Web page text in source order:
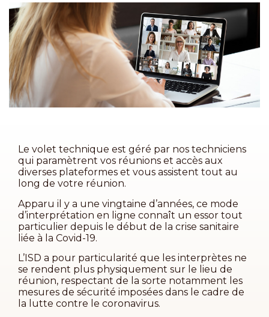
Le volet technique est géré par nos techniciens
qui paramètrent vos réunions et accès aux
diverses plateformes et vous assistent tout au
long de votre réunion.
Apparu il y a une vingtaine d’années, ce mode
d’interprétation en ligne connaît un essor tout
particulier depuis le début de la crise sanitaire
liée à la Covid-19.
L’ISD a pour particularité que les interprètes ne
se rendent plus physiquement sur le lieu de
réunion, respectant de la sorte notamment les
mesures de sécurité imposées dans le cadre de
la lutte contre le coronavirus.